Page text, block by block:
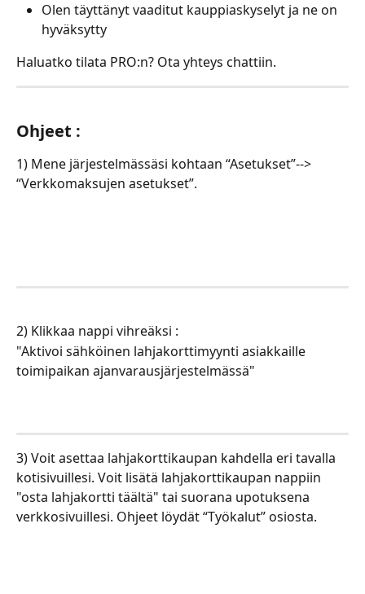
Olen täyttänyt vaaditut kauppiaskyselyt ja ne on
hyväksytty
Haluatko tilata PRO:n? Ota yhteys chattiin.
Ohjeet :
1) Mene järjestelmässäsi kohtaan “Asetukset”-->
“Verkkomaksujen asetukset”.
2) Klikkaa nappi vihreäksi :
"Aktivoi sähköinen lahjakorttimyynti asiakkaille
toimipaikan ajanvarausjärjestelmässä"
3) Voit asettaa lahjakorttikaupan kahdella eri tavalla
kotisivuillesi. Voit lisätä lahjakorttikaupan nappiin
"osta lahjakortti täältä" tai suorana upotuksena
verkkosivuillesi. Ohjeet löydät “Työkalut” osiosta.